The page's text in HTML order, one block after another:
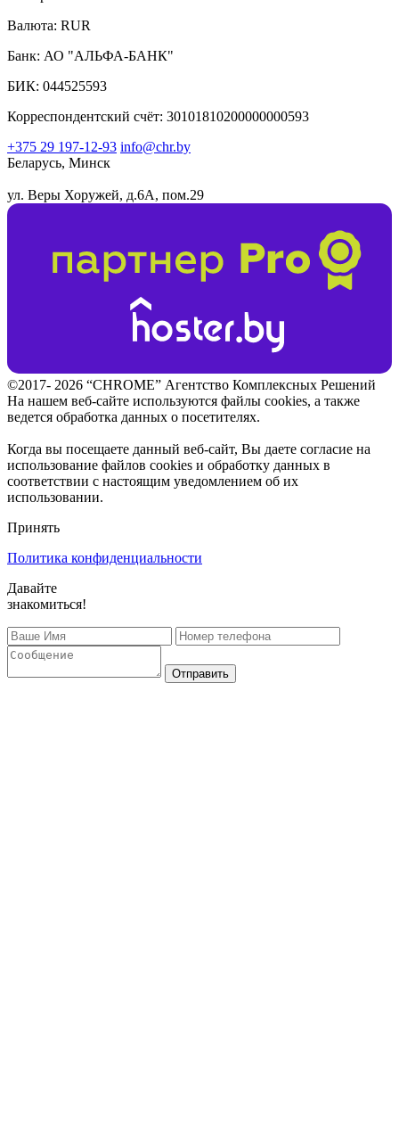
Валюта: RUR
Банк: АО "АЛЬФА-БАНК"
БИК: 044525593
Корреспондентский счёт: 30101810200000000593
+375 29 197-12-93 info@chr.by
Беларусь, Минск
ул. Веры Хоружей, д.6А, пом.29
©2017- 2026 “CHROME” Агентство Комплексных Решений
На нашем веб-сайте используются файлы cookies, а также
ведется обработка данных о посетителях.
Когда вы посещаете данный веб-сайт, Вы даете согласие на
использование файлов cookies и обработку данных в
соответствии с настоящим уведомлением об их
использовании.
Принять
Политика конфиденциальности
Давайте
знакомиться!
Отправить